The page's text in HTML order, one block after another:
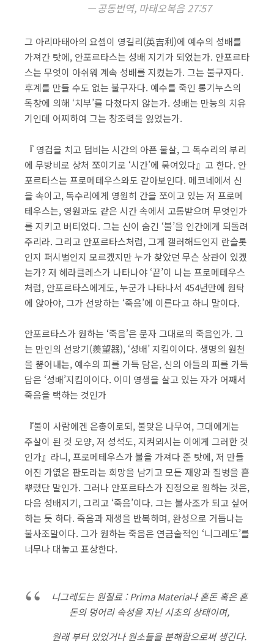
공동번역, 마태오복음 27:57
그 아리마태아의 요셉이 영길리(英吉利)에 예수의 성배를
가져간 탓에, 안포르타스는 성배 지기가 되었는가. 안포르타
스는 무엇이 아쉬워 계속 성배를 지켰는가. 그는 불구자다.
후계를 만들 수도 없는 불구자다. 예수를 죽인 롱기누스의
독창에 의해 ‘치부’를 다쳤다지 않는가. 성배는 만능의 치유
기인데 어찌하여 그는 창조력을 잃었는가.
​『 영겁을 치고 덤비는 시간의 아픈 물살, 그 독수리의 부리
에 무방비로 상처 쪼이기로 ‘시간’에 묶여있다』고 한다. 안
포르타스는 프로메테우스와도 같아보인다. 메코네에서 신
을 속이고, 독수리에게 영원히 간을 쪼이고 있는 저 프로메
테우스는, 영원과도 같은 시간 속에서 고통받으며 무엇인가
를 지키고 버티었다. 그는 신이 숨긴 ‘불’을 인간에게 되돌려
주리라. 그리고 안포르타스처럼, 그게 갤러해드인지 란슬롯
인지 퍼시벌인지 모르겠지만 누가 찾았던 무슨 상관이 있겠
는가? 저 헤라클레스가 나타나야 ‘끝’이 나는 프로메테우스
처럼, 안포르타스에게도, 누군가 나타나서 454년만에 원탁
에 앉아야, 그가 선망하는 ‘죽음’에 이른다고 하니 말이다.
​안포르타스가 원하는 ‘죽음’은 문자 그대로의 죽음인가. 그
는 만인의 선망기(羨望器), ‘성배’ 지킴이이다. 생명의 원천
을 뿜어내는, 예수의 피를 가득 담은, 신의 아들의 피를 가득
담은 ‘성배’지킴이이다. 이미 영생을 살고 있는 자가 어째서
죽음을 택하는 것인가
​『불이 사람에겐 은총이로되, 불맞은 나무여, 그대에게는
주살이 된 것 모양, 저 성석도, 지켜뫼시는 이에게 그러한 것
인가』라니, 프로메테우스가 불을 가져다 준 탓에, 저 만들
어진 가엾은 판도라는 희망을 남기고 모든 재앙과 질병을 흩
뿌렸단 말인가. 그러나 안포르타스가 진정으로 원하는 것은,
다음 성배지기, 그리고 ‘죽음’이다. 그는 불사조가 되고 싶어
하는 듯 하다. 죽음과 재생을 반복하며, 완성으로 거듭나는
불사조말이다. 그가 원하는 죽음은 연금술적인 ‘니그레도’를
너무나 대놓고 표상한다.
니그레도는 원질료 : Prima Materia나 혼돈 혹은 혼
돈의 덩어리 속성을 지닌 시초의 상태이며,
원래 부터 있었거나 원소들을 분해함으로써 생긴다.